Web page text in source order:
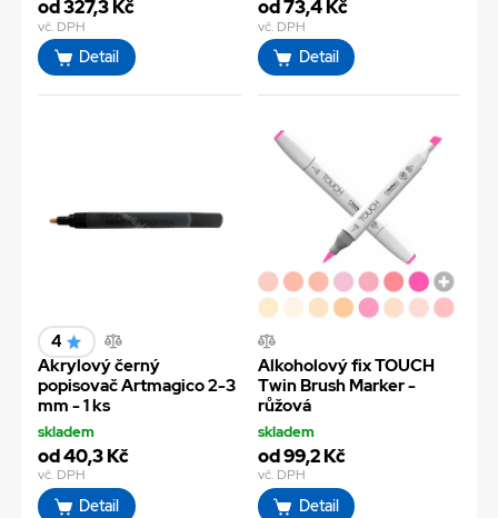
od 327,3 Kč
vč. DPH
Detail
od 73,4 Kč
vč. DPH
Detail
4
Akrylový černý
popisovač Artmagico 2-3
mm - 1 ks
skladem
od 40,3 Kč
vč. DPH
Detail
Alkoholový fix TOUCH
Twin Brush Marker -
růžová
skladem
od 99,2 Kč
vč. DPH
Detail